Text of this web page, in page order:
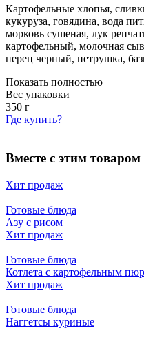
Картофельные хлопья,
кукуруза, говядина, вода
морковь сушеная, лук
картофельный, молочная
перец черный, петрушка,
Показать полностью
Вес упаковки
350 г
Где купить?
Вместе с этим товаром
Хит продаж
Готовые блюда
Азу с рисом
Хит продаж
Готовые блюда
Котлета с картофельным
Хит продаж
Готовые блюда
Наггетсы куриные